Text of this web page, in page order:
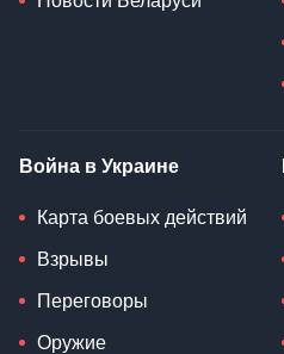
Война в Украине
Карта боевых действий
Взрывы
Переговоры
Оружие